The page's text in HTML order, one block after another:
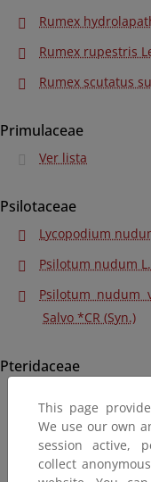
Rumex
Rumex rupestris
Rumex scutatus
Primulaceae
Ver lista
Psilotaceae
Lycopodium
Psilotum nudum
Psilotum nudum
Salvo *CR (Syn.)
Pteridaceae
Pteris incompleta
Pteris palustris
This page
We use our own
session active,
collect